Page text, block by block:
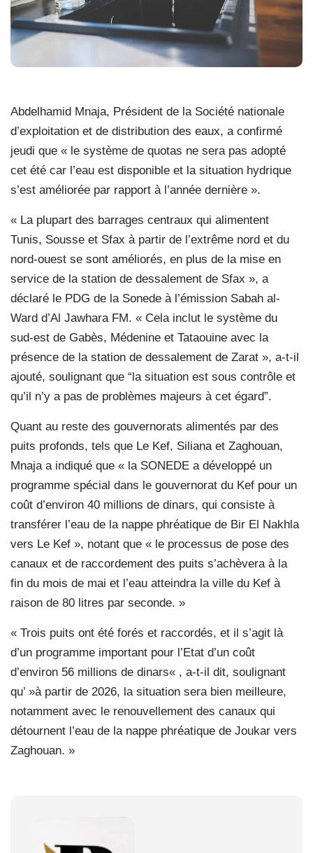
Abdelhamid Mnaja, Président de la Société nationale
d’exploitation et de distribution des eaux, a confirmé
jeudi que « le système de quotas ne sera pas adopté
cet été car l’eau est disponible et la situation hydrique
s’est améliorée par rapport à l’année dernière ».
« La plupart des barrages centraux qui alimentent
Tunis, Sousse et Sfax à partir de l’extrême nord et du
nord-ouest se sont améliorés, en plus de la mise en
service de la station de dessalement de Sfax », a
déclaré le PDG de la Sonede à l’émission Sabah al-
Ward d’Al Jawhara FM. « Cela inclut le système du
sud-est de Gabès, Médenine et Tataouine avec la
présence de la station de dessalement de Zarat », a-t-il
ajouté, soulignant que “la situation est sous contrôle et
qu’il n’y a pas de problèmes majeurs à cet égard”.
Quant au reste des gouvernorats alimentés par des
puits profonds, tels que Le Kef, Siliana et Zaghouan,
Mnaja a indiqué que « la SONEDE a développé un
programme spécial dans le gouvernorat du Kef pour un
coût d’environ 40 millions de dinars, qui consiste à
transférer l’eau de la nappe phréatique de Bir El Nakhla
vers Le Kef », notant que « le processus de pose des
canaux et de raccordement des puits s’achèvera à la
fin du mois de mai et l’eau atteindra la ville du Kef à
raison de 80 litres par seconde. »
« Trois puits ont été forés et raccordés, et il s’agit là
d’un programme important pour l’Etat d’un coût
d’environ 56 millions de dinars« , a-t-il dit, soulignant
qu’ »à partir de 2026, la situation sera bien meilleure,
notamment avec le renouvellement des canaux qui
détournent l’eau de la nappe phréatique de Joukar vers
Zaghouan. »